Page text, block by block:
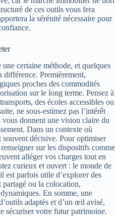
de ces outils vous fera
la sérénité nécessaire pour
certaine méthode, et quelques
différence. Premièrement,
proches des commodités
sur le long terme. Pensez à
des écoles accessibles ou
ne sous-estimez pas l’intérêt
donnent une vision claire du
Dans un contexte où
souvent décisive. Pour optimiser
sur les dispositifs comme
alléger vos charges tout en
curieux et ouvert : le monde de
est parfois utile d’explorer des
partagé ou la colocation,
En somme, une
adaptés et d’un œil avisé,
sécuriser votre futur patrimoine.